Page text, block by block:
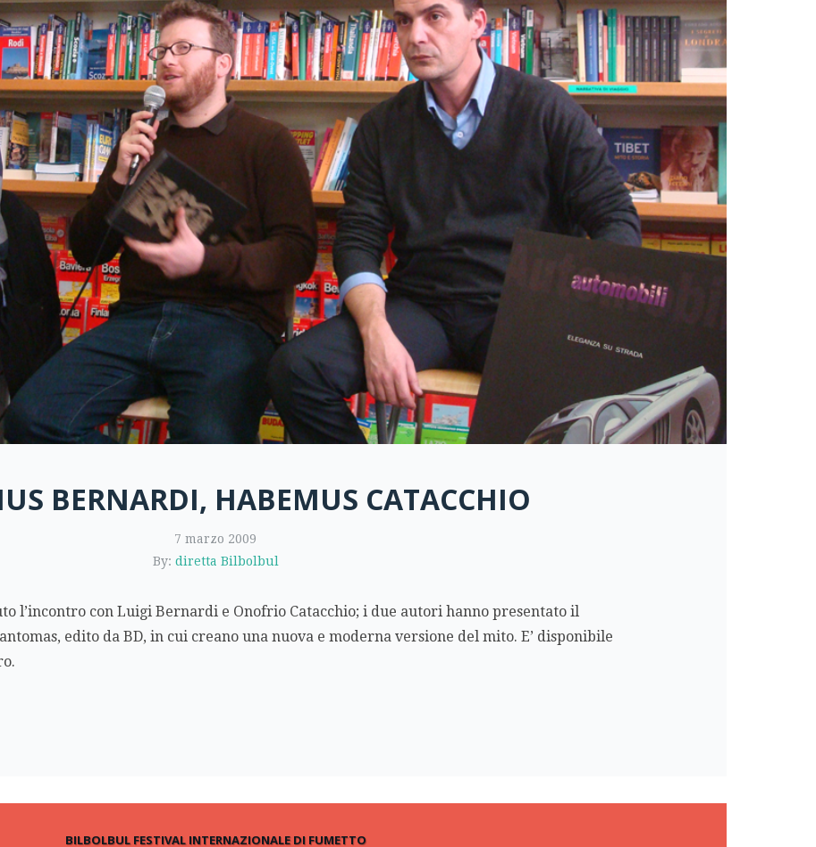
BERNARDI, HABEMUS CATACCHIO
7 marzo 2009
By: diretta Bilbolbul
l’incontro con Luigi Bernardi e Onofrio Catacchio; i due autori hanno presentato il
edito da BD, in cui creano una nuova e moderna versione del mito. E’ disponibile
BILBOLBUL FESTIVAL INTERNAZIONALE DI FUMETTO